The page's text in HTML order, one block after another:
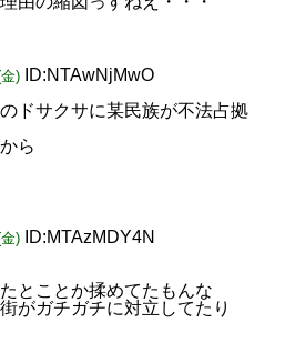
)
ID:NTAwNjMwO
ドサクサに某民族が不法占拠
ら
)
ID:MTAzMDY4N
とことか揉めてたもんな
がガチガチに対立してたり